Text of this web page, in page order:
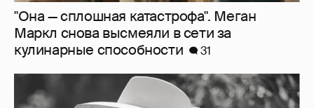
"Она — сплошная катастрофа". Меган
Маркл снова высмеяли в сети за
кулинарные способности
31